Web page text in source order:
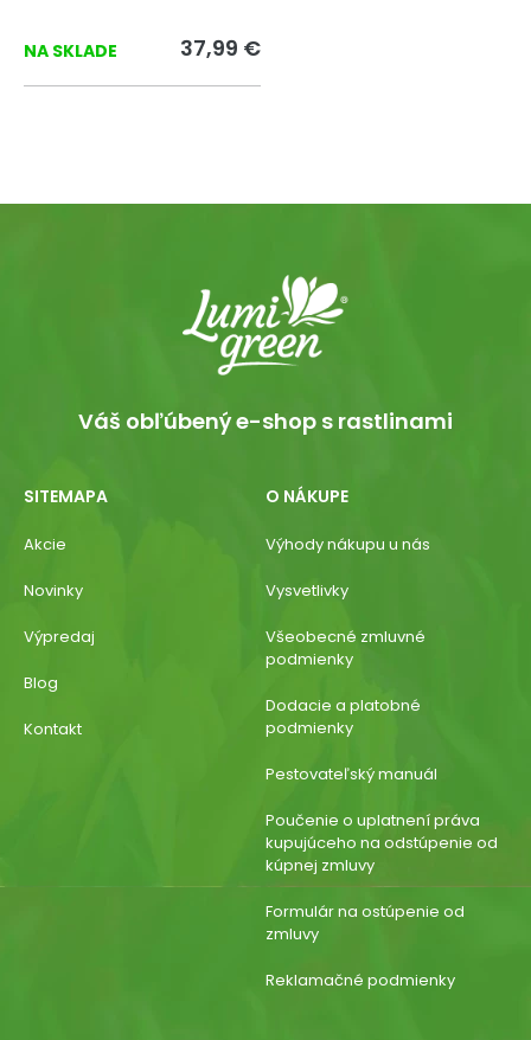
NA SKLADE 37,99 €
Váš obľúbený e-shop s rastlinami
SITEMAPA
Akcie
Novinky
Výpredaj
Blog
Kontakt
O NÁKUPE
Výhody nákupu u nás
Vysvetlivky
Všeobecné zmluvné
podmienky
Dodacie a platobné
podmienky
Pestovateľský manuál
Poučenie o uplatnení práva
kupujúceho na odstúpenie od
kúpnej zmluvy
Formulár na ostúpenie od
zmluvy
Reklamačné podmienky